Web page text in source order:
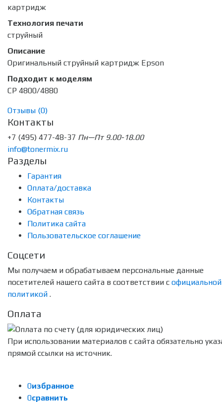
картридж
Технология печати
струйный
Описание
Оригинальный струйный картридж Epson
Подходит к моделям
CP 4800/4880
Отзывы (0)
Контакты
+7 (495) 477-48-37 Пн—Пт 9.00-18.00
info@tonermix.ru
Разделы
Гарантия
Оплата/доставка
Контакты
Обратная связь
Политика сайта
Пользовательское соглашение
Соцсети
Мы получаем и обрабатываем персональные данные
посетителей нашего сайта в соответствии с официальной
политикой .
Оплата
При использовании материалов с сайта обязательно
прямой ссылки на источник.
0избранное
0сравнить